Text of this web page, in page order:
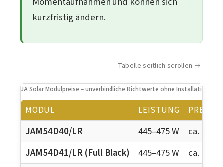
kurzfristig ändern.
Tabelle seitlich scrollen
JA Solar Modulpreise – unverbindliche Richtwerte ohne Installation
MODUL LEISTUNG PREIS
JAM54D40/LR 445–475 W
ca.
JAM54D41/LR (Full Black)
445–475 W
ca.